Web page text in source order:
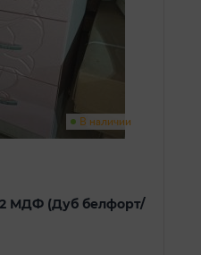
В наличии
МДФ (Дуб белфорт/